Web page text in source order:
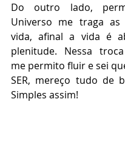
Do outro lado,
Universo me traga as
vida, afinal a vida é
plenitude. Nessa
me permito fluir e sei
SER, mereço tudo de
Simples assim!